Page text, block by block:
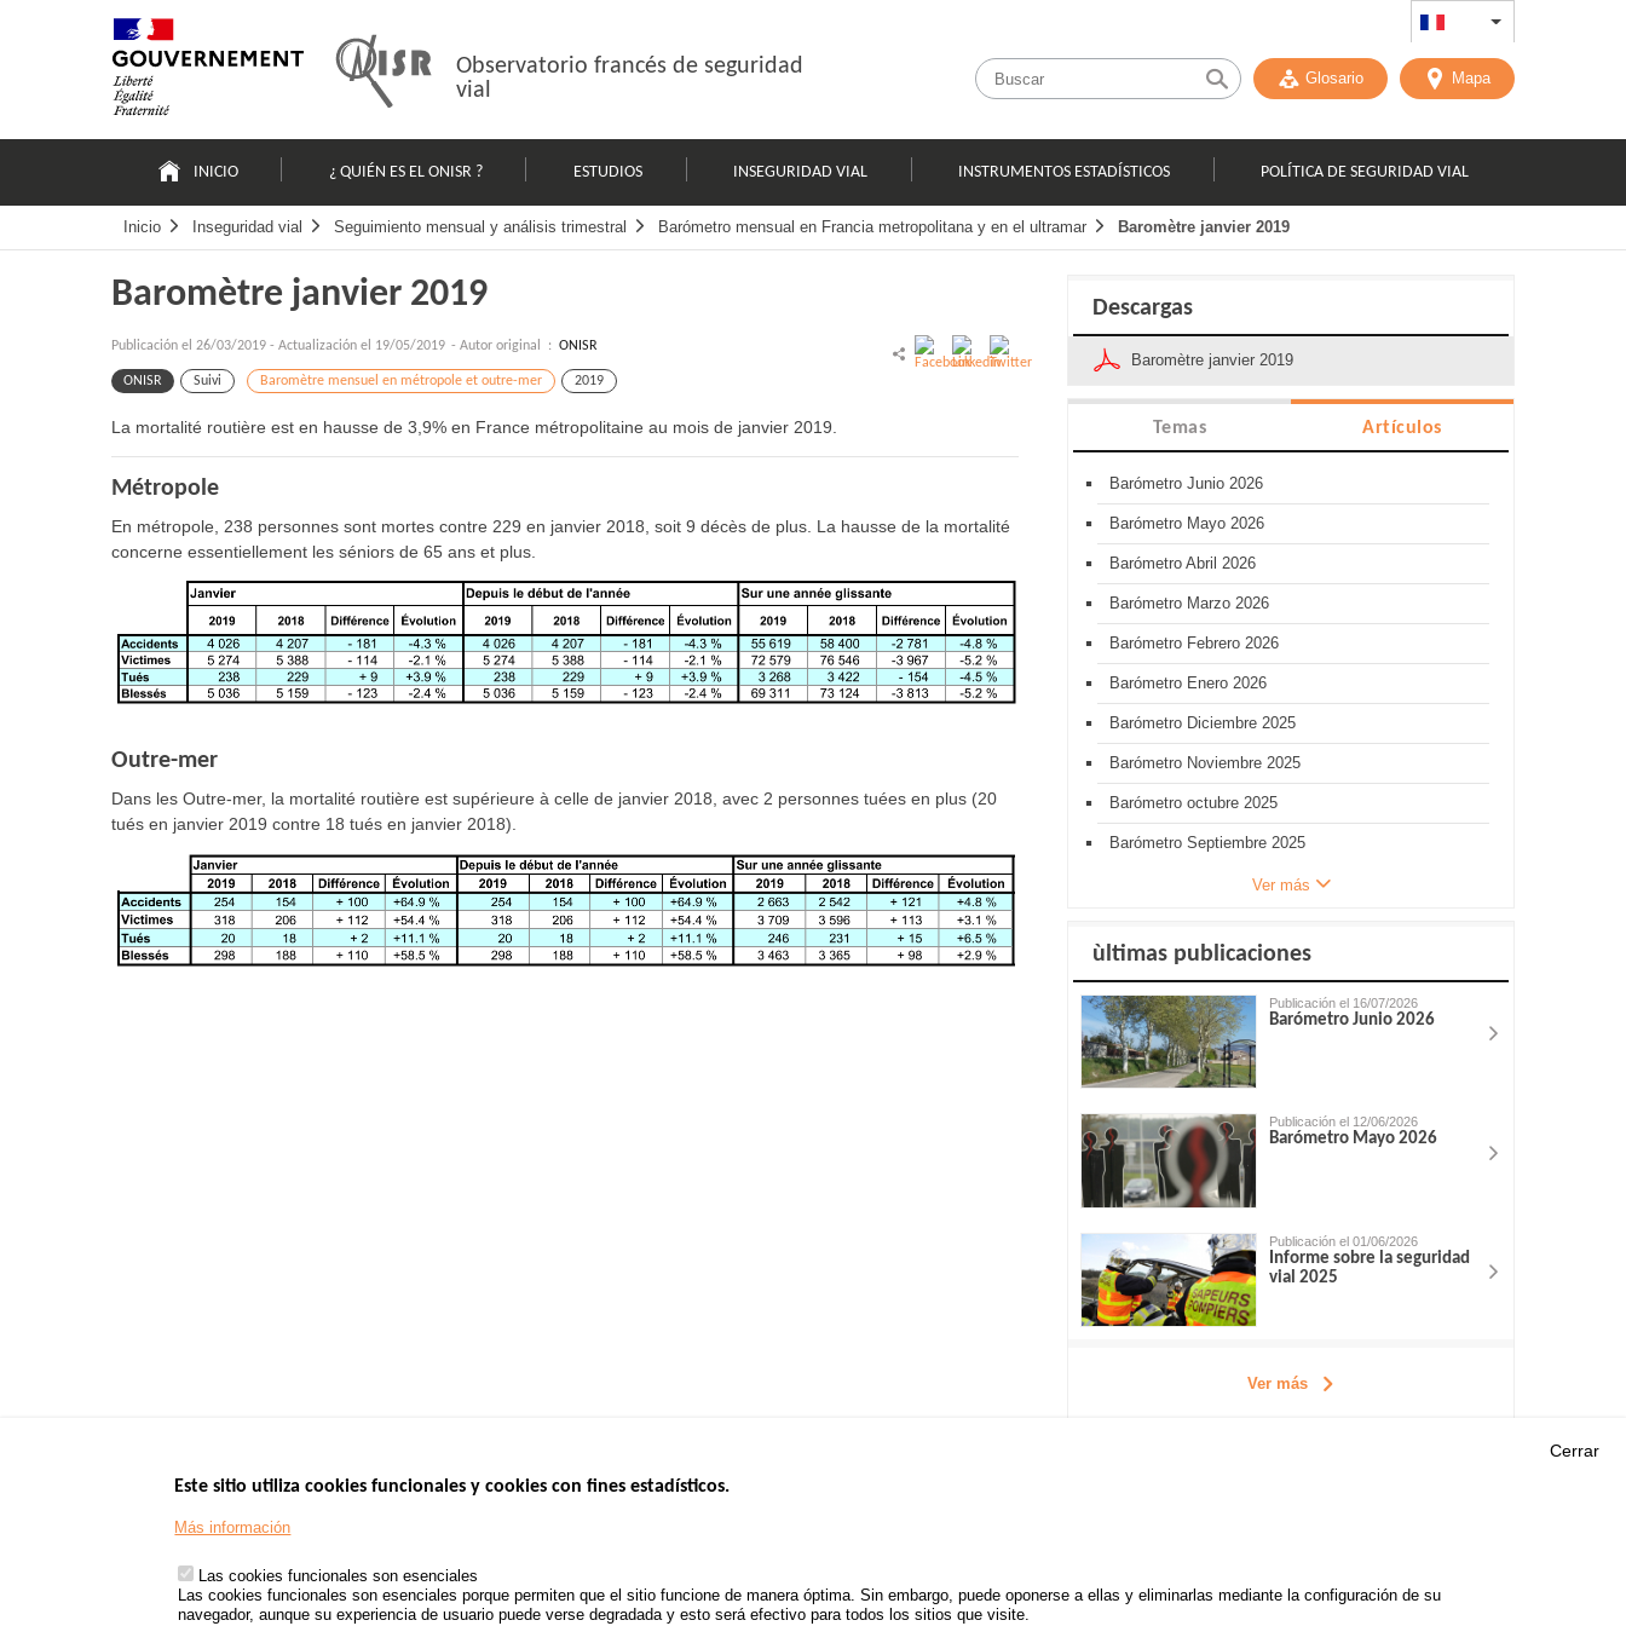
List additional
Observatorio francés de seguridad
vial
Glosario Mapa
principale
INICIO ¿ QUIÉN ES EL ONISR ? ESTUDIOS INSEGURIDAD VIAL INSTRUMENTOS ESTADÍSTICOS POLÍTICA DE SEGURIDAD VIAL
Inicio Inseguridad vial Seguimiento mensual y análisis trimestral Barómetro mensual en Francia metropolitana y en el ultramar Baromètre janvier 2019
Baromètre janvier 2019
Publicación el 26/03/2019 - Actualización el 19/05/2019 - Autor original : ONISR
ONISR Suivi Baromètre mensuel en métropole et outre-mer 2019
La mortalité routière est en hausse de 3,9% en France métropolitaine au mois de janvier 2019.
Métropole
En métropole, 238 personnes sont mortes contre 229 en janvier 2018, soit 9 décès de plus. La hausse de la mortalité
concerne essentiellement les séniors de 65 ans et plus.
Outre-mer
Dans les Outre-mer, la mortalité routière est supérieure à celle de janvier 2018, avec 2 personnes tuées en plus (20
tués en janvier 2019 contre 18 tués en janvier 2018).
Descargas
Baromètre janvier 2019
Temas Artículos
Barómetro Junio 2026
Barómetro Mayo 2026
Barómetro Abril 2026
Barómetro Marzo 2026
Barómetro Febrero 2026
Barómetro Enero 2026
Barómetro Diciembre 2025
Barómetro Noviembre 2025
Barómetro octubre 2025
Barómetro Septiembre 2025
Ver más
ùltimas publicaciones
Publicación el 16/07/2026
Barómetro Junio 2026
Publicación el 12/06/2026
Barómetro Mayo 2026
Publicación el 01/06/2026
Informe sobre la seguridad
vial 2025
Ver más
www.gouvernement.gouv.fr
www.legifrance.gouv.fr
Informe anual de la delincuencia
Cerrar
Este sitio utiliza cookies funcionales y cookies con fines estadísticos.
Más información
Las cookies funcionales son esenciales
Las cookies funcionales son esenciales porque permiten que el sitio funcione de manera óptima. Sin embargo, puede oponerse a ellas y eliminarlas mediante la configuración de su
navegador, aunque su experiencia de usuario puede verse degradada y esto será efectivo para todos los sitios que visite.